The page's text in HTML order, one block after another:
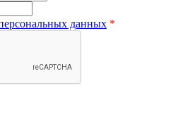
данных *